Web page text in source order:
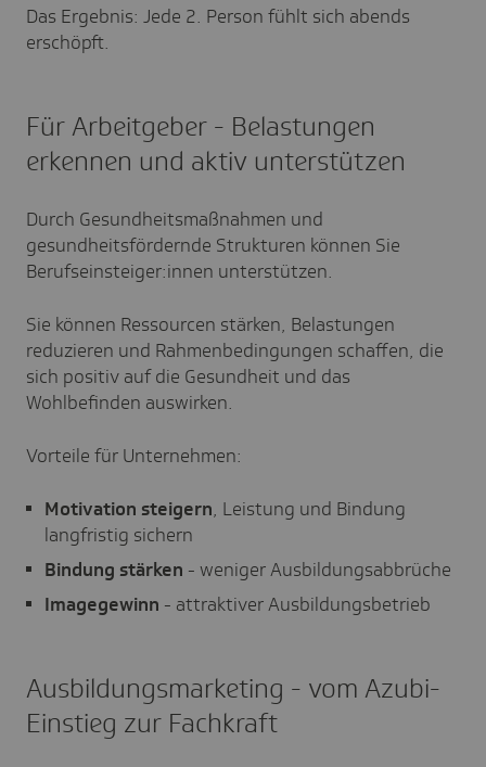
Das Ergebnis: Jede 2. Person fühlt sich abends
erschöpft.
Für Arbeitgeber - Belastungen
erkennen und aktiv unterstützen
Durch Gesundheitsmaßnahmen und
gesundheitsfördernde Strukturen können Sie
Berufseinsteiger:innen unterstützen.
Sie können Ressourcen stärken, Belastungen
reduzieren und Rahmenbedingungen schaffen, die
sich positiv auf die Gesundheit und das
Wohlbefinden auswirken.
Vorteile für Unternehmen:
Motivation steigern, Leistung und Bindung
langfristig sichern
Bindung stärken - weniger Ausbildungsabbrüche
Imagegewinn - attraktiver Ausbildungsbetrieb
Ausbildungsmarketing - vom Azubi-
Einstieg zur Fachkraft